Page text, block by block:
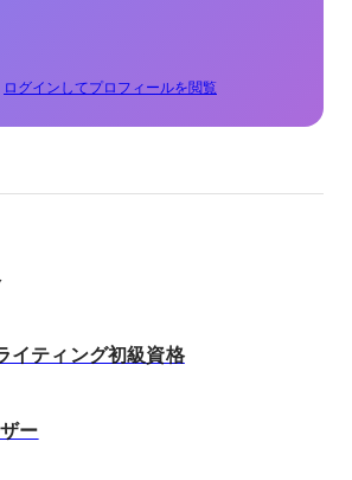
ログインしてプロフィールを閲覧
イティング初級資格
ー